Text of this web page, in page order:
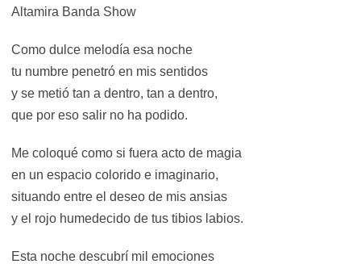
Altamira Banda Show
Como dulce melodía esa noche
tu numbre penetró en mis sentidos
y se metió tan a dentro, tan a dentro,
que por eso salir no ha podido.
Me coloqué como si fuera acto de magia
en un espacio colorido e imaginario,
situando entre el deseo de mis ansias
y el rojo humedecido de tus tibios labios.
Esta noche descubrí mil emociones